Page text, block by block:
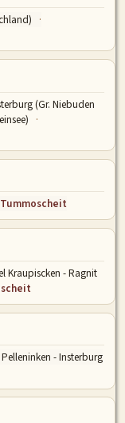
(Gr. Niebuden
Tummoscheit
Kraupiscken - Ragnit
- Insterburg